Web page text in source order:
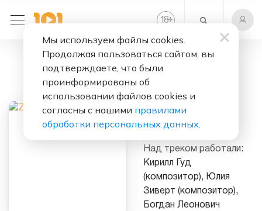
18+
Fly
Альбом:Vinyl #1
Над треком работали:
Кирилл Гуд
(композитор), Юлия
Зиверт (композитор),
Богдан Леонович
Мы используем файлы cookies.
Продолжая пользоваться сайтом, вы
подтверждаете, что были
проинформированы об
использовании файлов cookies и
согласны с нашими правилами
обработки персональных данных.